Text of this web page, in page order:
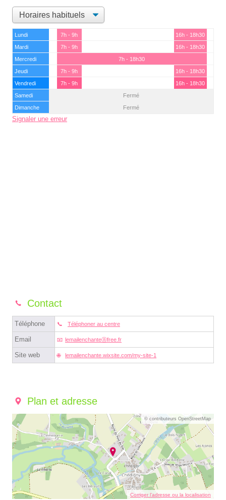
Lundi 7h - 9h
16h - 18h30
Mardi
7h - 9h
16h - 18h30
Mercredi
7h - 18h30
Jeudi
7h - 9h
16h - 18h30
Vendredi
7h - 9h
16h - 18h30
Samedi
Fermé
Dimanche
Fermé
Signaler une erreur
Contact
Téléphone Téléphoner au centre
Email lemailenchanteⓐfree.fr
Site web lemailenchante.wixsite.com/my-site-1
Plan et adresse
© contributeurs OpenStreetMap
Corriger l’adresse ou la localisation